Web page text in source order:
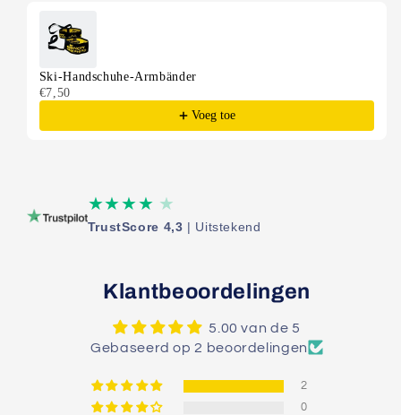
Ski-Handschuhe-Armbänder
€7,50
Voeg toe
★★★★ ★
TrustScore 4,3 | Uitstekend
Klantbeoordelingen
5.00 van de 5
Gebaseerd op 2 beoordelingen
2
0